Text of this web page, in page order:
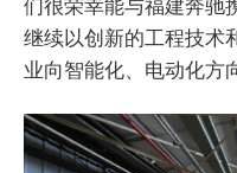
继续以创新的工程技术
业向智能化、电动化方